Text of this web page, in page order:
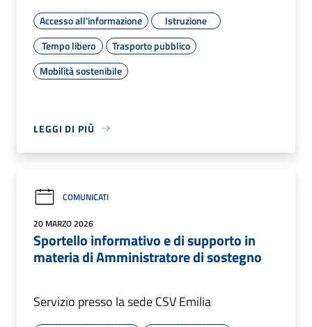
Accesso all'informazione
Istruzione
Tempo libero
Trasporto pubblico
Mobilità sostenibile
LEGGI DI PIÙ
COMUNICATI
20 MARZO 2026
Sportello informativo e di supporto in
materia di Amministratore di sostegno
Servizio presso la sede CSV Emilia